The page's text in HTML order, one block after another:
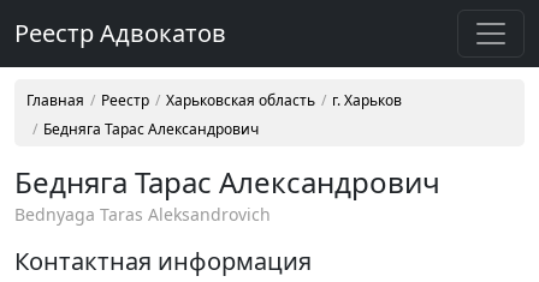
Реестр Адвокатов
Главная Реестр Харьковская область
г. Харьков
Бедняга Тарас Александрович
Бедняга Тарас Александрович
Bednyaga Taras Aleksandrovich
Контактная информация